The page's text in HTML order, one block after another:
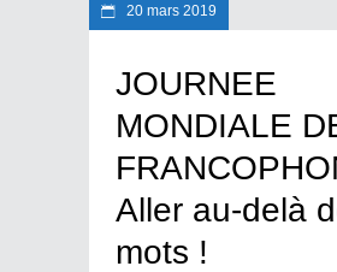
20 mars 2019
JOURNEE
MONDIALE
Aller au-delà
mots !